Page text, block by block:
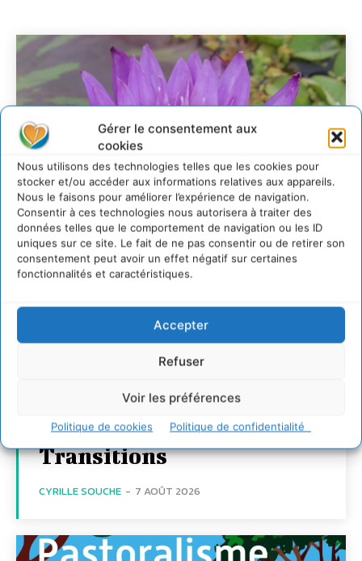
Gérer le consentement aux
cookies
Nous utilisons des technologies telles que les cookies pour
stocker et/ou accéder aux informations relatives aux appareils.
Nous le faisons pour améliorer l’expérience de navigation.
Consentir à ces technologies nous autorisera à traiter des
données telles que le comportement de navigation ou les ID
uniques sur ce site. Le fait de ne pas consentir ou de retirer son
consentement peut avoir un effet négatif sur certaines
fonctionnalités et caractéristiques.
Accepter
Refuser
Voir les préférences
Politique de cookies Politique de confidentialité
Transformer les
territoires par le
dialogue et la
Commun
d’Accompagnement des
Transitions
CYRILLE SOUCHE - 7 AOÛT 2026